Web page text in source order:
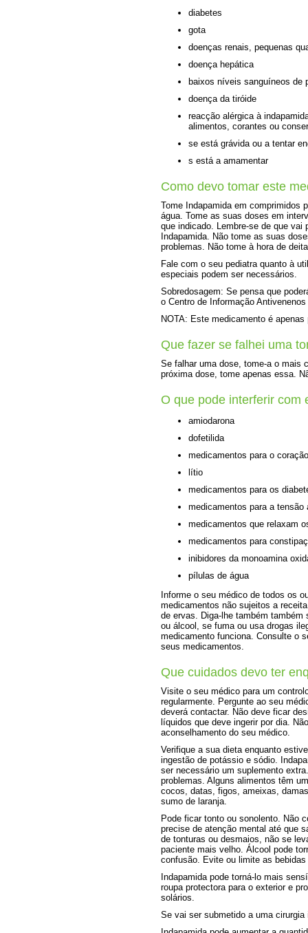
diabetes
gota
doenças renais, pequenas
doença hepática
baixos níveis sanguíneos de
doença da tiróide
reacção alérgica à
alimentos, corantes ou
se está grávida ou a tentar
s está a amamentar
Como devo tomar este
Tome Indapamida em comprimidos
água. Tome as suas doses em
que indicado. Lembre-se de que vai
Indapamida. Não tome as suas
problemas. Não tome à hora de
Fale com o seu pediatra quanto à
especiais podem ser necessários.
Sobredosagem: Se pensa que
o Centro de Informação
NOTA: Este medicamento é
Que fazer se falhei uma
Se falhar uma dose, tome-a o mais
próxima dose, tome apenas essa.
O que pode interferir com
amiodarona
dofetilida
medicamentos para o
lítio
medicamentos para os
medicamentos para a tensão
medicamentos que relaxam
medicamentos para
inibidores da monoamina
pílulas de água
Informe o seu médico de todos os
medicamentos não sujeitos a
de ervas. Diga-lhe também
ou álcool, se fuma ou usa drogas
medicamento funciona. Consulte o
seus medicamentos.
Que cuidados devo ter
Visite o seu médico para um
regularmente. Pergunte ao seu
deverá contactar. Não deve ficar
líquidos que deve ingerir por dia.
aconselhamento do seu médico.
Verifique a sua dieta enquanto
ingestão de potássio e sódio.
ser necessário um suplemento
problemas. Alguns alimentos têm
cocos, datas, figos, ameixas,
sumo de laranja.
Pode ficar tonto ou sonolento. Não
precise de atenção mental até que
de tonturas ou desmaios, não se
paciente mais velho. Álcool pode
confusão. Evite ou limite as
Indapamida pode torná-lo mais
roupa protectora para o exterior e
solários.
Se vai ser submetido a uma